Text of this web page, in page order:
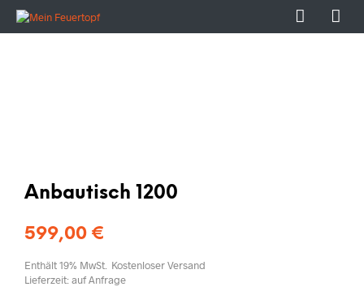
Anbautisch 1200
599,00 €
Enthält 19% MwSt. Kostenloser Versand
Lieferzeit: auf Anfrage